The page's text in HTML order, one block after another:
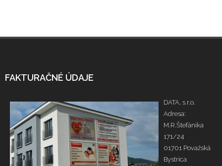
FAKTURAČNÉ ÚDAJE
DATA, s.r.o.
Adresa:
M.R.Štefánika
171/24
01701 Považská
Bystrica